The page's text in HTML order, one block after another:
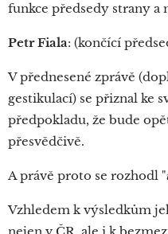
funkce předsedy strany a
Petr Fiala: (končící
V přednesené zprávě
gestikulací) se přiznal ke
předpokladu, že bude
přesvědčivě.
A právě proto se rozhodl "
Vzhledem k výsledkům